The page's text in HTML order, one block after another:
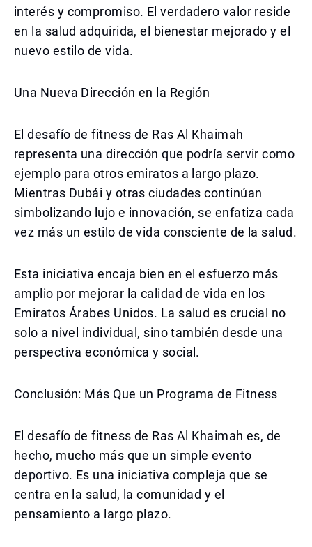
interés y compromiso. El verdadero valor reside
en la salud adquirida, el bienestar mejorado y el
nuevo estilo de vida.
Una Nueva Dirección en la Región
El desafío de fitness de Ras Al Khaimah
representa una dirección que podría servir como
ejemplo para otros emiratos a largo plazo.
Mientras Dubái y otras ciudades continúan
simbolizando lujo e innovación, se enfatiza cada
vez más un estilo de vida consciente de la salud.
Esta iniciativa encaja bien en el esfuerzo más
amplio por mejorar la calidad de vida en los
Emiratos Árabes Unidos. La salud es crucial no
solo a nivel individual, sino también desde una
perspectiva económica y social.
Conclusión: Más Que un Programa de Fitness
El desafío de fitness de Ras Al Khaimah es, de
hecho, mucho más que un simple evento
deportivo. Es una iniciativa compleja que se
centra en la salud, la comunidad y el
pensamiento a largo plazo.